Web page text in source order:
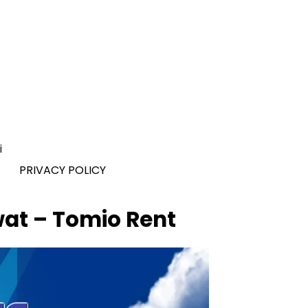
PRIVACY POLICY
– Tomio Rent